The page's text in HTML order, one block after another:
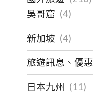
吳哥窟 (4)
新加坡 (4)
旅遊訊息、優惠
日本九州 (11)